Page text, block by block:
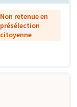
Non retenue en
présélection
citoyenne